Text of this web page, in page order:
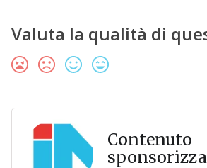
Valuta la qualità di
Contenuto